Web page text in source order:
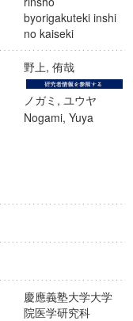
byorigakuteki inshi
no kaiseki
野上, 侑哉
ノガミ, ユウヤ
Nogami, Yuya
慶應義塾大学大学
院医学研究科